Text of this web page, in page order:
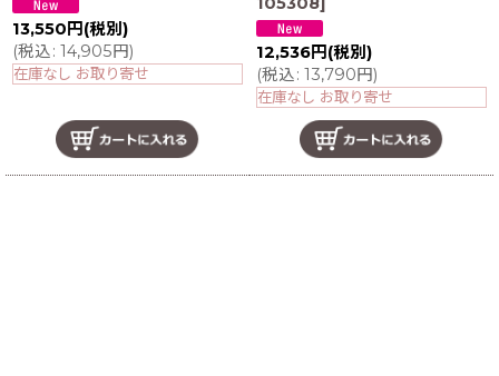
13,550 円 (税別)
(税込: 14,905円)
在庫なし お取り寄せ
12,536円 (税別)
(税込: 13,790円)
在庫なし お取り寄せ